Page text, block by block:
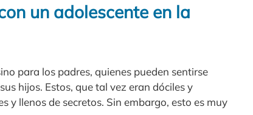
un adolescente en la
para los padres, quienes pueden sentirse
hijos. Estos, que tal vez eran dóciles y
y llenos de secretos. Sin embargo, esto es muy